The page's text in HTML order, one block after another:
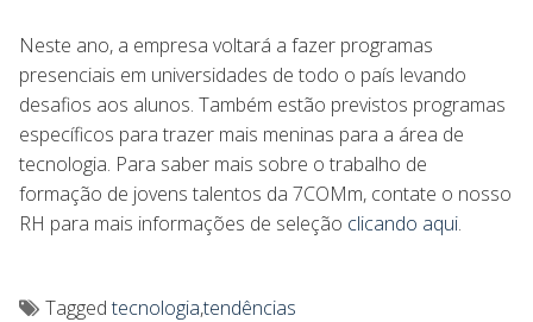
Neste ano, a empresa voltará a fazer programas
presenciais em universidades de todo o país levando
desafios aos alunos. Também estão previstos programas
específicos para trazer mais meninas para a área de
tecnologia. Para saber mais sobre o trabalho de
formação de jovens talentos da 7COMm, contate o nosso
RH para mais informações de seleção clicando aqui.
Taggedtecnologia,tendências